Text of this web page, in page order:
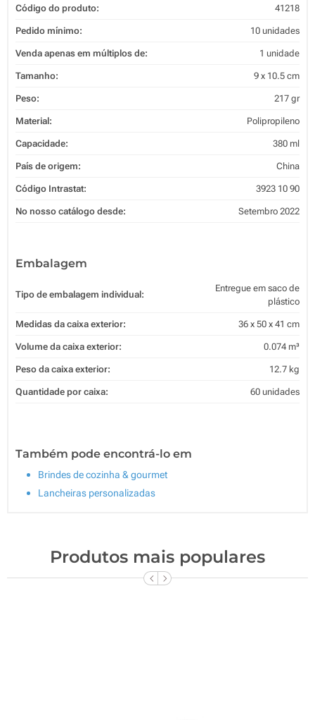
Código do produto: 41218
Pedido mínimo: 10 unidades
Venda apenas em múltiplos de: 1 unidade
Tamanho: 9 x 10.5 cm
Peso: 217 gr
Material: Polipropileno
Capacidade: 380 ml
País de origem: China
Código Intrastat: 3923 10 90
No nosso catálogo desde: Setembro 2022
Embalagem
Tipo de embalagem individual:
Entregue em saco de
plástico
Medidas da caixa exterior: 36 x 50 x 41 cm
Volume da caixa exterior: 0.074 m³
Peso da caixa exterior: 12.7 kg
Quantidade por caixa: 60 unidades
Também pode encontrá-lo em
Brindes de cozinha & gourmet
Lancheiras personalizadas
Produtos mais populares